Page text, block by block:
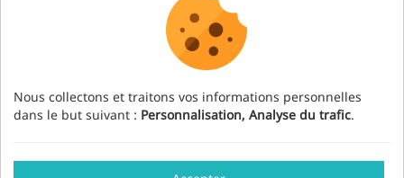
S'abonner à notre newsletter
Nous collectons et traitons vos informations personnelles
dans le but suivant : Personnalisation, Analyse du trafic.